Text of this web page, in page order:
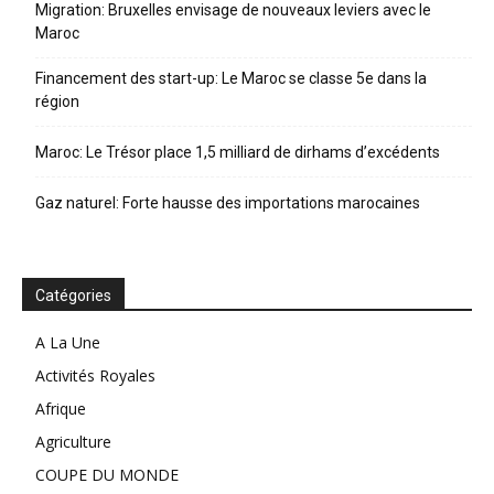
Migration: Bruxelles envisage de nouveaux leviers avec le
Maroc
Financement des start-up: Le Maroc se classe 5e dans la
région
Maroc: Le Trésor place 1,5 milliard de dirhams d’excédents
Gaz naturel: Forte hausse des importations marocaines
Catégories
A La Une
Activités Royales
Afrique
Agriculture
COUPE DU MONDE